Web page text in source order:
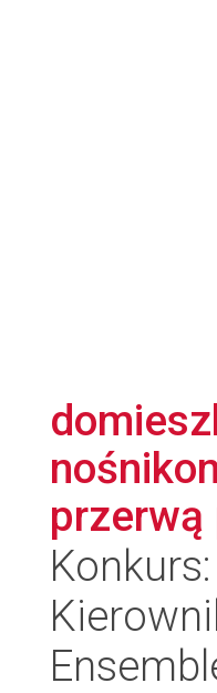
przerwą
Konkurs: